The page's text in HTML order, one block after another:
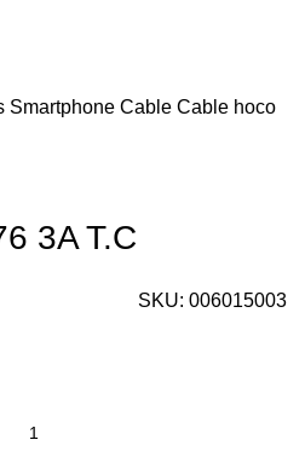
Smartphone Cable Cable hoco
3A T.C
SKU: 006015003